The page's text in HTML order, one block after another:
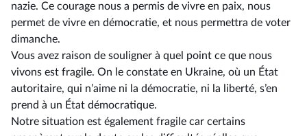
nazie. Ce courage nous a permis de vivre en paix, nous
permet de vivre en démocratie, et nous permettra de voter
dimanche.
Vous avez raison de souligner à quel point ce que nous
vivons est fragile. On le constate en Ukraine, où un État
autoritaire, qui n’aime ni la démocratie, ni la liberté, s’en
prend à un État démocratique.
Notre situation est également fragile car certains